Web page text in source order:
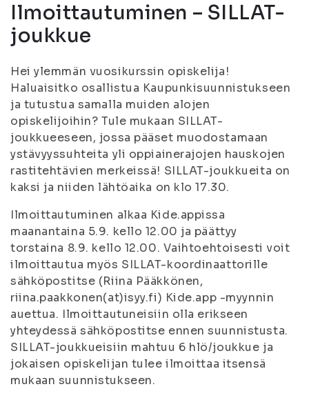
Ilmoittautuminen – SILLAT-
joukkue
Hei ylemmän vuosikurssin opiskelija!
Haluaisitko osallistua Kaupunkisuunnistukseen
ja tutustua samalla muiden alojen
opiskelijoihin? Tule mukaan SILLAT-
joukkueeseen, jossa pääset muodostamaan
ystävyyssuhteita yli oppiainerajojen hauskojen
rastitehtävien merkeissä! SILLAT-joukkueita on
kaksi ja niiden lähtöaika on klo 17.30.
Ilmoittautuminen alkaa Kide.appissa
maanantaina 5.9. kello 12.00 ja päättyy
torstaina 8.9. kello 12.00. Vaihtoehtoisesti voit
ilmoittautua myös SILLAT-koordinaattorille
sähköpostitse (Riina Pääkkönen,
riina.paakkonen(at)isyy.fi) Kide.app -myynnin
auettua. Ilmoittautuneisiin olla erikseen
yhteydessä sähköpostitse ennen suunnistusta.
SILLAT-joukkueisiin mahtuu 6 hlö/joukkue ja
jokaisen opiskelijan tulee ilmoittaa itsensä
mukaan suunnistukseen.